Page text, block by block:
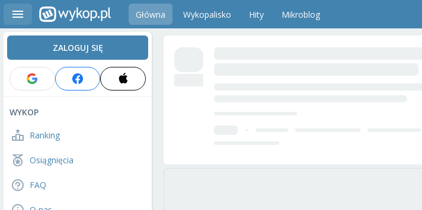
Główna Wykopalisko Hity Mikroblog
ZALOGUJ SIĘ
WYKOP
Ranking
Osiągnięcia
FAQ